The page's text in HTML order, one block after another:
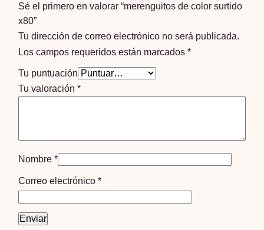
Sé el primero en valorar “merenguitos de color surtido
x80”
Tu dirección de correo electrónico no será publicada.
Los campos requeridos están marcados*
Tu puntuación
Tu valoración*
Nombre*
Correo electrónico*